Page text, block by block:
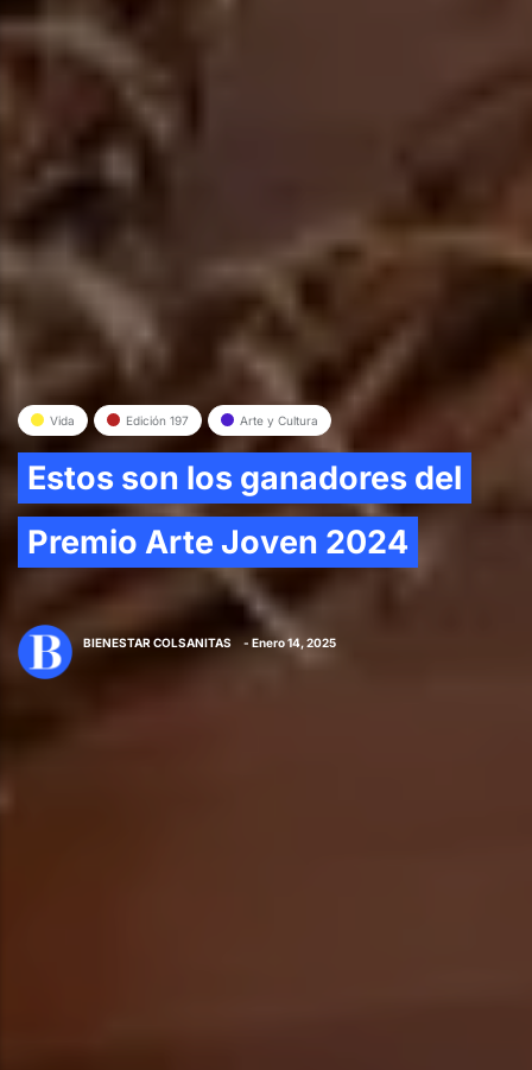
Vida Edición 197 Arte y Cultura
Estos son los ganadores del
Premio Arte Joven 2024
BIENESTAR COLSANITAS - Enero 14, 2025